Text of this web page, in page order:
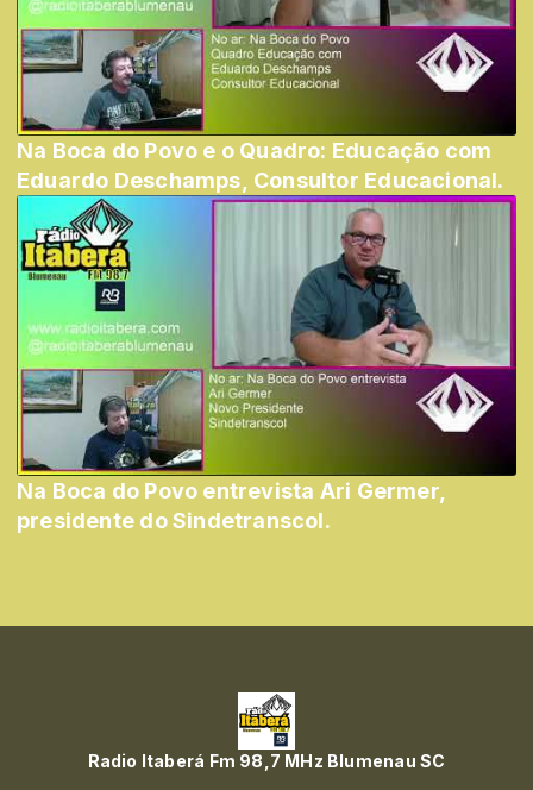
Na Boca do Povo e o Quadro: Educação com
Eduardo Deschamps, Consultor Educacional.
Na Boca do Povo entrevista Ari Germer,
presidente do Sindetranscol.
Radio Itaberá Fm 98,7 MHz Blumenau SC